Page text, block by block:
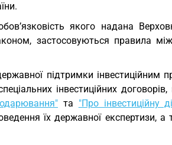
якого надана
застосовуються правила
підтримки інвестиційним
інвестиційних
та "Про інвестиційну
їх державної експертизи,